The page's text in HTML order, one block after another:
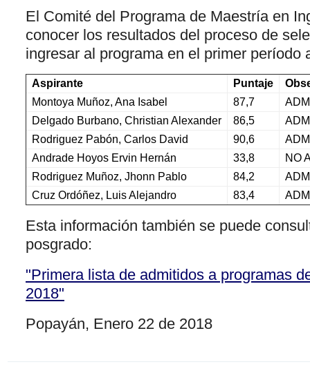
El Comité del Programa de Maestría en
conocer los resultados del proceso de
ingresar al programa en el primer período
Aspirante Puntaje
Montoya Muñoz, Ana Isabel
87,7
Delgado Burbano, Christian Alexander
86,5
Rodriguez Pabón, Carlos David
90,6
Andrade Hoyos Ervin Hernán
33,8
NO
Rodriguez Muñoz, Jhonn Pablo
84,2
Cruz Ordóñez, Luis Alejandro
83,4
Esta información también se puede
posgrado:
"Primera lista de admitidos a programas
2018"
Popayán, Enero 22 de 2018